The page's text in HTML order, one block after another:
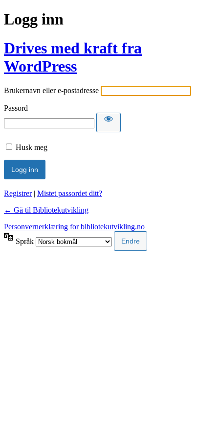
Logg inn
Drives med kraft fra
WordPress
Brukernavn eller e-postadresse
Passord
Husk meg
Registrer| Mistet passordet ditt?
← Gå til Bibliotekutvikling
Personvernerklæring for bibliotekutvikling.no
Språk